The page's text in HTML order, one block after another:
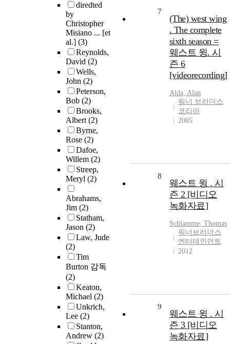
diredted
by
Christopher
Misiano ... [et
al.] (3)
Reynolds,
David (2)
Wells,
John (2)
Peterson,
Bob (2)
Brooks,
Albert(2)
Byrne,
Rose (2)
Dafoe,
Willem (2)
Streep,
Meryl (2)
Abrahams,
Jim (2)
Statham,
Jason (2)
Law, Jude
(2)
Tim
Burton 감독
(2)
Keaton,
Michael (2)
Unkrich,
Lee (2)
Stanton,
Andrew (2)
7
(The) west wing
. The complete
sixth season =
웨스트 윙. 시
즌 6
[videorecording]
Alda, Alan
워너 브러더스
코리아
2005
8
웨스트 윙 . 시
즌 2 [비디오
녹화자료]
Schlamme, Thomas
워너브러더스
엔터테인먼트
2012
9
웨스트 윙 . 시
즌 3 [비디오
녹화자료]